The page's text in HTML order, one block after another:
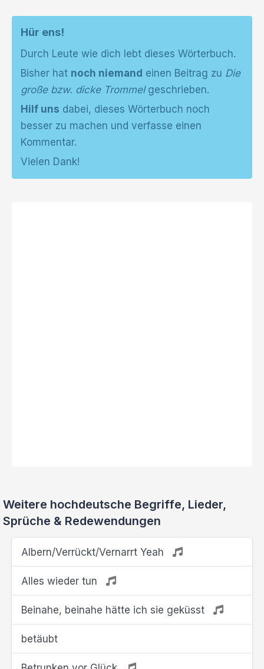
Hür ens!
Durch Leute wie dich lebt dieses Wörterbuch.
Bisher hat noch niemand einen Beitrag zu Die
große bzw. dicke Trommelgeschrieben.
Hilf uns dabei, dieses Wörterbuch noch
besser zu machen und verfasse einen
Kommentar.
Vielen Dank!
Weitere hochdeutsche Begriffe, Lieder,
Sprüche & Redewendungen
Albern/Verrückt/Vernarrt Yeah
Alles wieder tun
Beinahe, beinahe hätte ich sie geküsst
betäubt